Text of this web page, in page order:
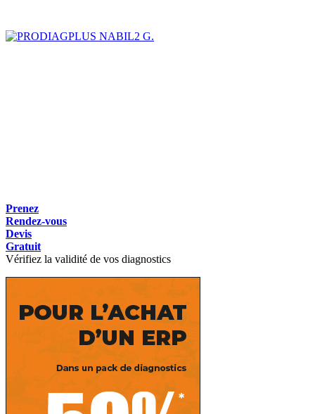
NABIL2 G.
Prenez
Rendez-vous
Devis
Gratuit
Vérifiez la validité de vos diagnostics